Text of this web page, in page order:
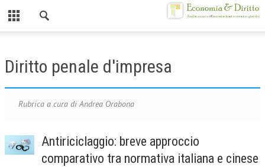
CHI SIAMO
MISSION
CENTRO STUDI
Diritto penale d'impresa
Rubrica a cura di Andrea Orabona
Antiriciclaggio: breve approccio
comparativo tra normativa italiana e cinese